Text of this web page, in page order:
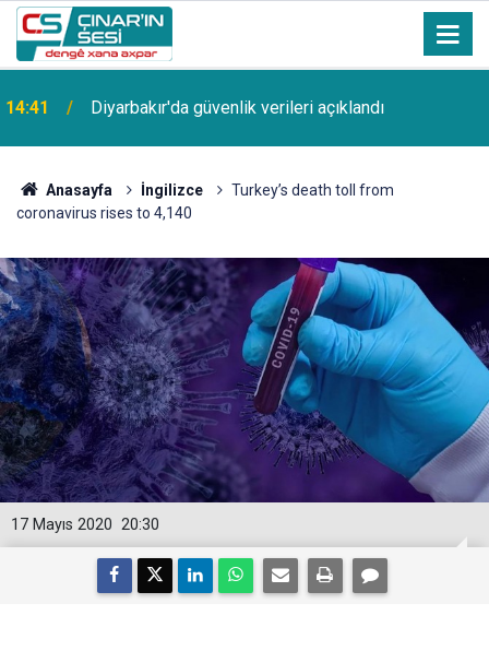
14:41 Diyarbakır'da güvenlik verileri açıklandı
Anasayfa İngilizce
Turkey’s death toll from
coronavirus rises to 4,140
20:30
17 Mayıs 2020